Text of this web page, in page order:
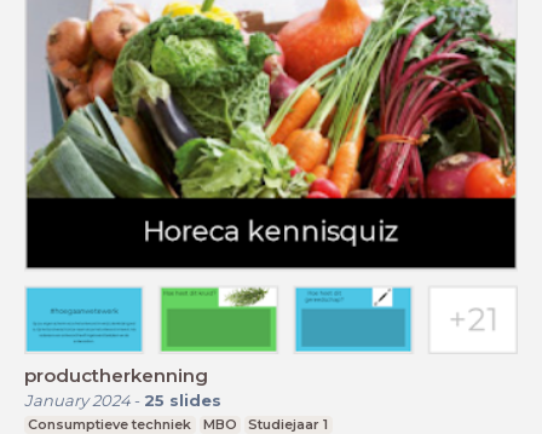
productherkenning
January 2024- 25 slides
Consumptieve techniek MBO Studiejaar 1